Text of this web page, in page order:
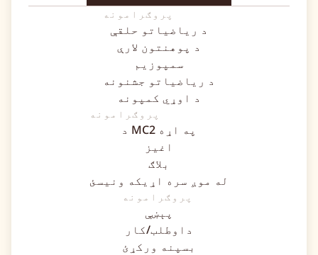
پروګرامونه
د ریاضیاتو حلقې
د پوهنتون لارې
سمپوزیم
د ریاضیاتو جشنونه
د اوړي کمپونه
پروګرامونه
د MC2 په اړه
اغیز
بلاګ
له موږ سره اړیکه ونیسئ
پروګرامونه
پېښې
داوطلب/کار
بسپنه ورکړئ